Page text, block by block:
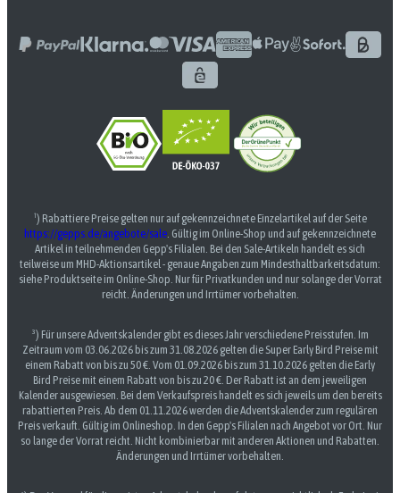
¹) Rabattiere Preise gelten nur auf gekennzeichnete Einzelartikel auf der Seite
https://gepps.de/angebote/sale. Gültig im Online-Shop und auf gekennzeichnete
Artikel in teilnehmenden Gepp's Filialen. Bei den Sale-Artikeln handelt es sich
teilweise um MHD-Aktionsartikel - genaue Angaben zum Mindesthaltbarkeitsdatum:
siehe Produktseite im Online-Shop. Nur für Privatkunden und nur solange der Vorrat
reicht. Änderungen und Irrtümer vorbehalten.
³) Für unsere Adventskalender gibt es dieses Jahr verschiedene Preisstufen. Im
Zeitraum vom 03.06.2026 bis zum 31.08.2026 gelten die Super Early Bird Preise mit
einem Rabatt von bis zu 50 €. Vom 01.09.2026 bis zum 31.10.2026 gelten die Early
Bird Preise mit einem Rabatt von bis zu 20 €. Der Rabatt ist an dem jeweiligen
Kalender ausgewiesen. Bei dem Verkaufspreis handelt es sich jeweils um den bereits
rabattierten Preis. Ab dem 01.11.2026 werden die Adventskalender zum regulären
Preis verkauft. Gültig im Onlineshop. In den Gepp's Filialen nach Angebot vor Ort. Nur
so lange der Vorrat reicht. Nicht kombinierbar mit anderen Aktionen und Rabatten.
Änderungen und Irrtümer vorbehalten.